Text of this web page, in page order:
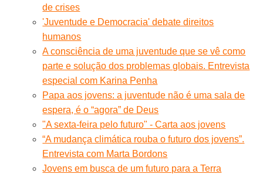
de crises
'Juventude e Democracia' debate direitos
humanos
A consciência de uma juventude que se vê como
parte e solução dos problemas globais. Entrevista
especial com Karina Penha
Papa aos jovens: a juventude não é uma sala de
espera, é o “agora” de Deus
"A sexta-feira pelo futuro" - Carta aos jovens
“A mudança climática rouba o futuro dos jovens”.
Entrevista com Marta Bordons
Jovens em busca de um futuro para a Terra